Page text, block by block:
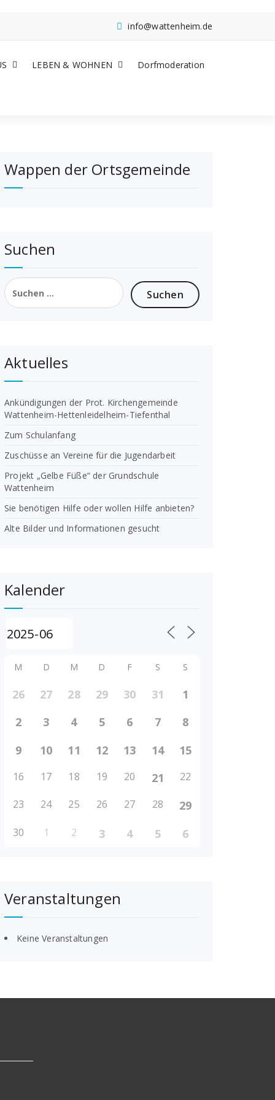
info@wattenheim.de
LEBEN & WOHNEN Dorfmoderation
Wappen der Ortsgemeinde
Suchen
Suchen
nach:
Aktuelles
Ankündigungen der Prot. Kirchengemeinde
Wattenheim-Hettenleidelheim-Tiefenthal
Zum Schulanfang
Zuschüsse an Vereine für die Jugendarbeit
Projekt „Gelbe Füße“ der Grundschule
Wattenheim
Sie benötigen Hilfe oder wollen Hilfe anbieten?
Alte Bilder und Informationen gesucht
Kalender
M D M D F S S
26 27 28 29 30 31
1
2
3 4 5 6 7
8
9
10 11 12 13 14 15
16 17 18 19 20 21 22
23 24 25 26 27 28 29
30 1 2 3 4 5 6
Veranstaltungen
Keine Veranstaltungen